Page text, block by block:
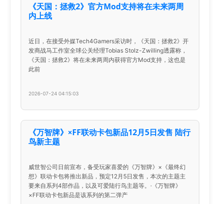
《天国：拯救2》官方Mod支持将在未来两周
内上线
近日，在接受外媒Tech4Gamers采访时，《天国：拯救2》开
发商战马工作室全球公关经理Tobias Stolz-Zwilling透露称，
《天国：拯救2》将在未来两周内获得官方Mod支持，这也是
此前
2026-07-24 04:15:03
《万智牌》×FF联动卡包新品12月5日发售 陆行
鸟新主题
威世智公司日前宣布，备受玩家喜爱的《万智牌》×《最终幻
想》联动卡包将推出新品，预定12月5日发售，本次的主题主
要来自系列4部作品，以及可爱陆行鸟主题等。·《万智牌》
×FF联动卡包新品是该系列的第二弹产